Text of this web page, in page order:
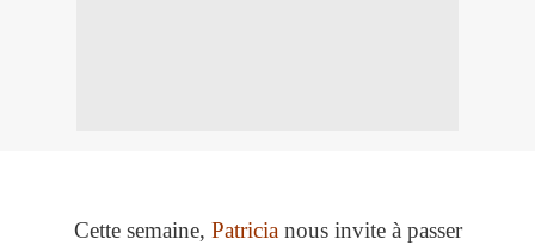
Cette semaine, Patricianous invite à passer